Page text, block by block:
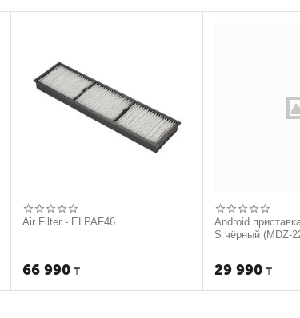
Air Filter - ELPAF46
66 990 ₸
Android
S чёрный (MDZ-
29 990 ₸